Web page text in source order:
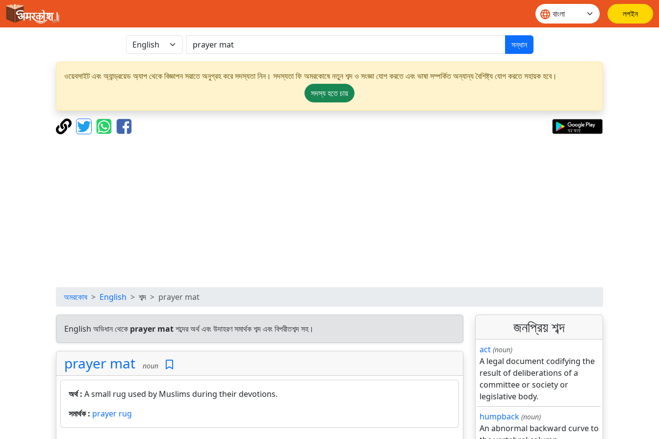
লগইন
সন্ধান
ওয়েবসাইট এবং অ্যান্ড্রয়েড অ্যাপ থেকে বিজ্ঞাপন সরাতে অনুগ্রহ করে সদস্যতা নিন। সদস্যতা ফি অমরকোষে নতুন শব্দ ও সংজ্ঞা যোগ করতে এবং ভাষা সম্পর্কিত অন্যান্য বৈশিষ্ট্য যোগ করতে সহায়ক হবে।
সদস্য হতে চায়
অমরকোষ English শব্দ prayer mat
English অভিধান থেকে prayer matশব্দের অর্থ এবং উদাহরণ সমার্থক শব্দ এবং বিপরীতশব্দ সহ।
prayer mat noun
অর্থ : A small rug used by Muslims during their devotions.
সমার্থক : prayer rug
জনপ্রিয় শব্দ
act (noun)
A legal document codifying the
result of deliberations of a
committee or society or
legislative body.
humpback (noun)
An abnormal backward curve to